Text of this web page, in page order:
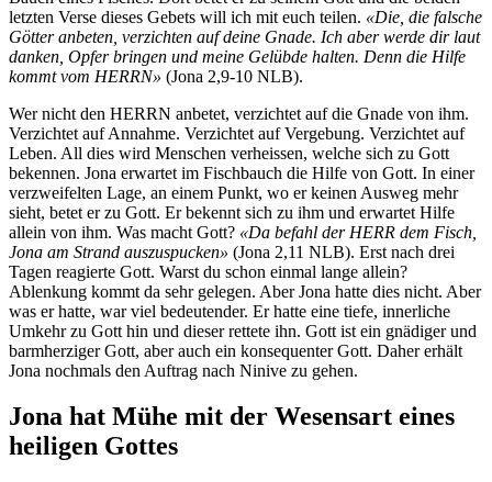
letzten Verse dieses Gebets will ich mit euch teilen. «Die, die falsche
Götter anbeten, verzichten auf deine Gnade. Ich aber werde dir laut
danken, Opfer bringen und meine Gelübde halten. Denn die Hilfe
kommt vom HERRN» (Jona 2,9-10 NLB).
Wer nicht den HERRN anbetet, verzichtet auf die Gnade von ihm.
Verzichtet auf Annahme. Verzichtet auf Vergebung. Verzichtet auf
Leben. All dies wird Menschen verheissen, welche sich zu Gott
bekennen. Jona erwartet im Fischbauch die Hilfe von Gott. In einer
verzweifelten Lage, an einem Punkt, wo er keinen Ausweg mehr
sieht, betet er zu Gott. Er bekennt sich zu ihm und erwartet Hilfe
allein von ihm. Was macht Gott? «Da befahl der HERR dem Fisch,
Jona am Strand auszuspucken» (Jona 2,11 NLB). Erst nach drei
Tagen reagierte Gott. Warst du schon einmal lange allein?
Ablenkung kommt da sehr gelegen. Aber Jona hatte dies nicht. Aber
was er hatte, war viel bedeutender. Er hatte eine tiefe, innerliche
Umkehr zu Gott hin und dieser rettete ihn. Gott ist ein gnädiger und
barmherziger Gott, aber auch ein konsequenter Gott. Daher erhält
Jona nochmals den Auftrag nach Ninive zu gehen.
Jona hat Mühe mit der Wesensart eines
heiligen Gottes